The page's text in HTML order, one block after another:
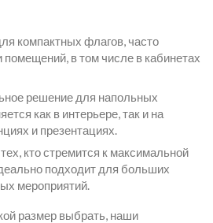
компактных флагов, часто
помещений, в том числе в кабинетах
решение для напольных
как в интерьере, так и на
и презентациях.
кто стремится к максимальной
подходит для больших
мероприятий.
размер выбрать, наши